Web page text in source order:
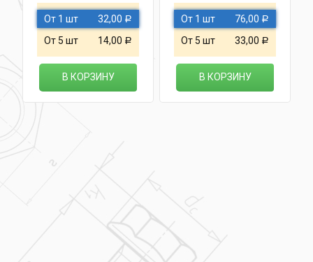
От 1 шт 32,00 Р
От 5 шт 14,00 Р
В КОРЗИНУ
От 1 шт 76,00 Р
От 5 шт 33,00 Р
В КОРЗИНУ